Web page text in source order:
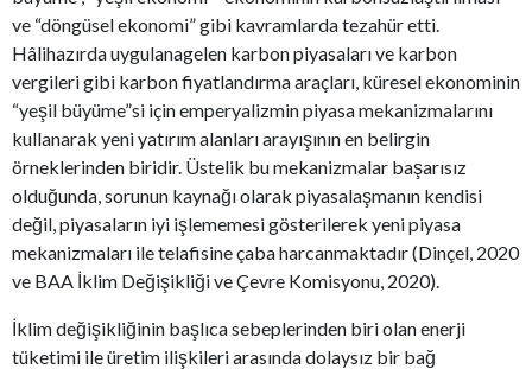
ve “döngüsel ekonomi” gibi kavramlarda tezahür etti.
Hâlihazırda uygulanagelen karbon piyasaları ve karbon
vergileri gibi karbon fiyatlandırma araçları, küresel ekonominin
“yeşil büyüme”si için emperyalizmin piyasa mekanizmalarını
kullanarak yeni yatırım alanları arayışının en belirgin
örneklerinden biridir. Üstelik bu mekanizmalar başarısız
olduğunda, sorunun kaynağı olarak piyasalaşmanın kendisi
değil, piyasaların iyi işlememesi gösterilerek yeni piyasa
mekanizmaları ile telafisine çaba harcanmaktadır (Dinçel, 2020
ve BAA İklim Değişikliği ve Çevre Komisyonu, 2020).
İklim değişikliğinin başlıca sebeplerinden biri olan enerji
tüketimi ile üretim ilişkileri arasında dolaysız bir bağ